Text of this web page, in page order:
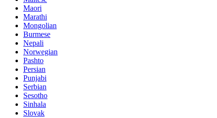
Maori
Marathi
Mongolian
Burmese
Nepali
Norwegian
Pashto
Persian
Punjabi
Serbian
Sesotho
Sinhala
Slovak